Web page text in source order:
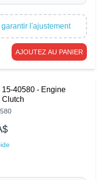
l'ajustement
AJOUTEZ AU PANIER
40580 - Engine